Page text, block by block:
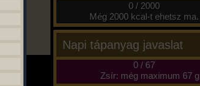
0 / 2000
Még 2000 kcal-t ehetsz ma.
Napi tápanyag javaslat
0/ 67
Zsír: még maximum 67 g